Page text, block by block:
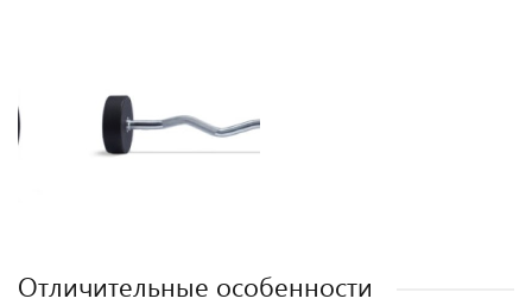
Отличительные особенности